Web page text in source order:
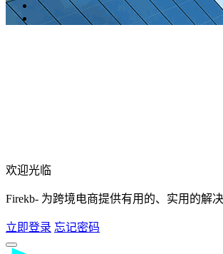
欢迎光临
Firekb- 为跨境电商提供有用的、实用的解决
立即登录 忘记密码